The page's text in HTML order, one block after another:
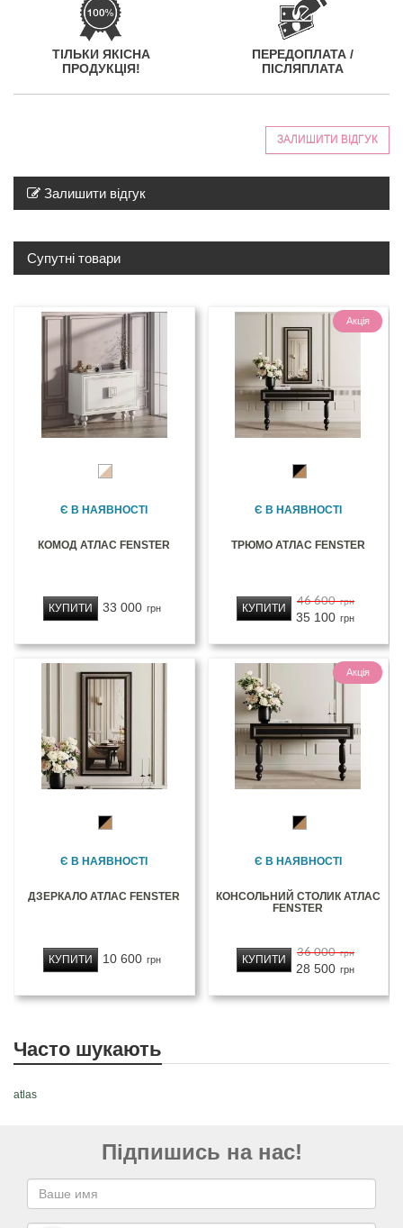
ТІЛЬКИ ЯКІСНА
ПРОДУКЦІЯ!
ПЕРЕДОПЛАТА /
ПІСЛЯПЛАТА
ЗАЛИШИТИ ВІДГУК
Залишити відгук
Супутні товари
Є В НАЯВНОСТІ
КОМОД АТЛАС FENSTER
33 000 грн
КУПИТИ
Акція
Є В НАЯВНОСТІ
ТРЮМО АТЛАС FENSTER
46 600 грн
35 100 грн
КУПИТИ
Є В НАЯВНОСТІ
ДЗЕРКАЛО АТЛАС FENSTER
10 600 грн
КУПИТИ
Акція
Є В НАЯВНОСТІ
КОНСОЛЬНИЙ СТОЛИК АТЛАС
FENSTER
36 000 грн
28 500 грн
КУПИТИ
Часто шукають
atlas
Підпишись на нас!